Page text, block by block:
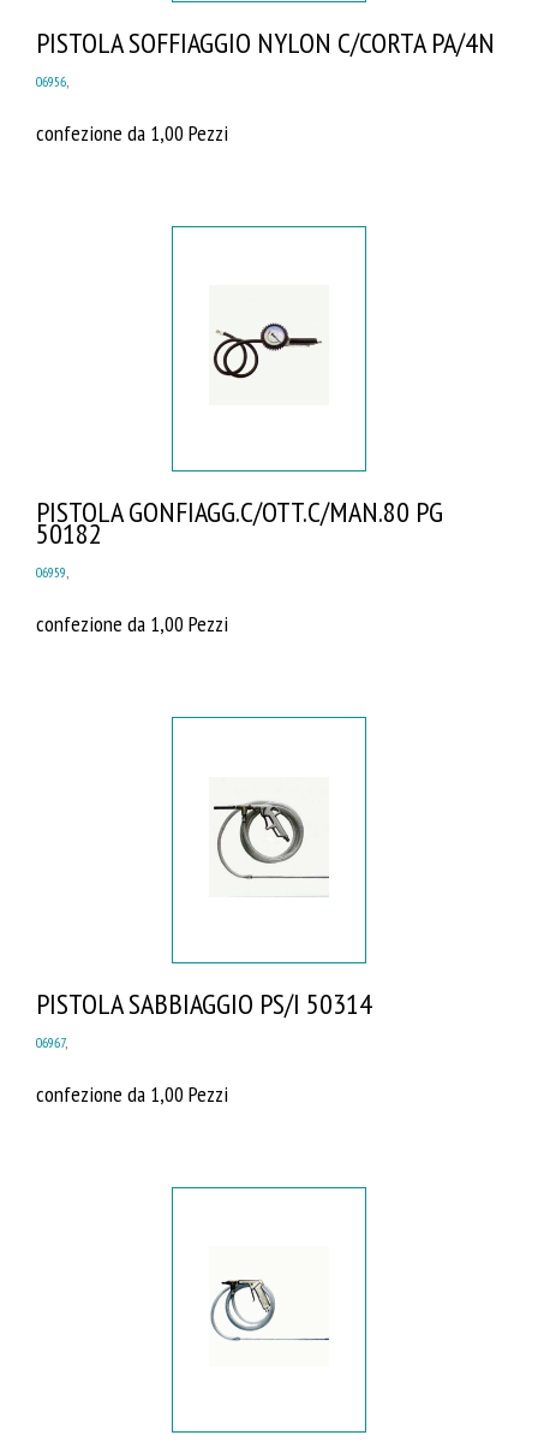
PISTOLA SOFFIAGGIO NYLON C/CORTA PA/4N
06956
confezione da 1,00 Pezzi
PISTOLA GONFIAGG.C/OTT.C/MAN.80 PG
50182
06959,
confezione da 1,00 Pezzi
PISTOLA SABBIAGGIO PS/I 50314
06967,
confezione da 1,00 Pezzi